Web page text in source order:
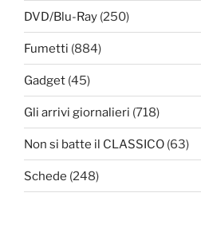
DVD/Blu-Ray (250)
Fumetti (884)
Gadget (45)
Gli arrivi giornalieri (718)
Non si batte il CLASSICO (63)
Schede (248)